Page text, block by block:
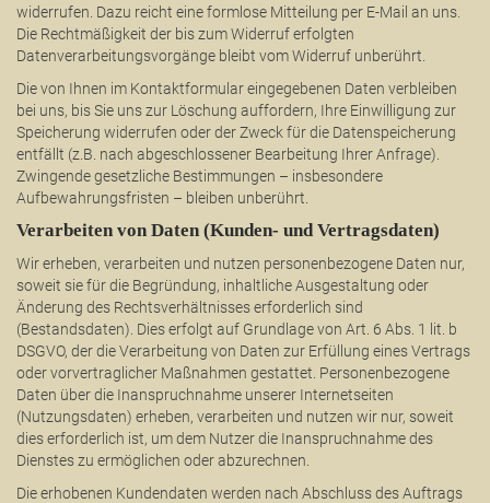
widerrufen. Dazu reicht eine formlose Mitteilung per E-Mail an uns.
Die Rechtmäßigkeit der bis zum Widerruf erfolgten
Datenverarbeitungsvorgänge bleibt vom Widerruf unberührt.
Die von Ihnen im Kontaktformular eingegebenen Daten verbleiben
bei uns, bis Sie uns zur Löschung auffordern, Ihre Einwilligung zur
Speicherung widerrufen oder der Zweck für die Datenspeicherung
entfällt (z.B. nach abgeschlossener Bearbeitung Ihrer Anfrage).
Zwingende gesetzliche Bestimmungen – insbesondere
Aufbewahrungsfristen – bleiben unberührt.
Verarbeiten von Daten (Kunden- und Vertragsdaten)
Wir erheben, verarbeiten und nutzen personenbezogene Daten nur,
soweit sie für die Begründung, inhaltliche Ausgestaltung oder
Änderung des Rechtsverhältnisses erforderlich sind
(Bestandsdaten). Dies erfolgt auf Grundlage von Art. 6 Abs. 1 lit. b
DSGVO, der die Verarbeitung von Daten zur Erfüllung eines Vertrags
oder vorvertraglicher Maßnahmen gestattet. Personenbezogene
Daten über die Inanspruchnahme unserer Internetseiten
(Nutzungsdaten) erheben, verarbeiten und nutzen wir nur, soweit
dies erforderlich ist, um dem Nutzer die Inanspruchnahme des
Dienstes zu ermöglichen oder abzurechnen.
Die erhobenen Kundendaten werden nach Abschluss des Auftrags